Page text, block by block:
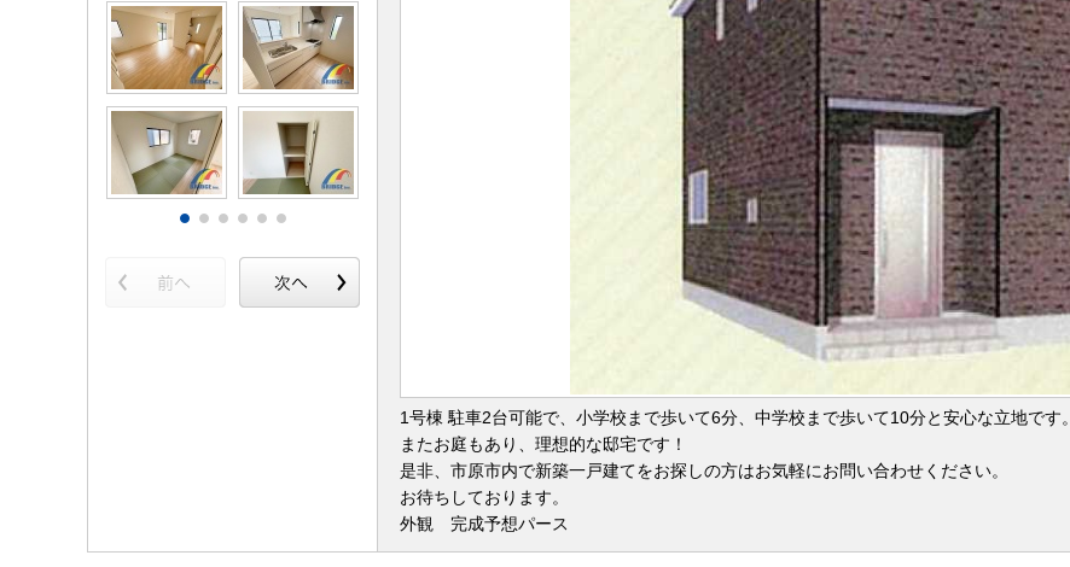
1号棟 駐車2台可能で、小学校まで歩いて6分、中学校まで歩いて10分と安心な立地です。
またお庭もあり、理想的な邸宅です！
是非、市原市内で新築一戸建てをお探しの方はお気軽にお問い合わせください。
お待ちしております。
外観 完成予想パース